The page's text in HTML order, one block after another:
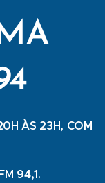
ÀS 23H, COM
94,1.